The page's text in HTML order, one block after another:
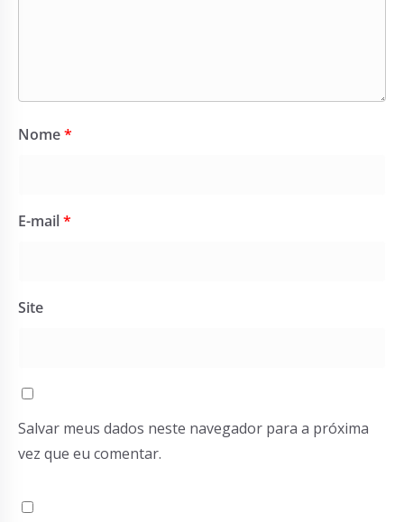
Nome*
E-mail*
Site
Salvar meus dados neste navegador para a próxima
vez que eu comentar.